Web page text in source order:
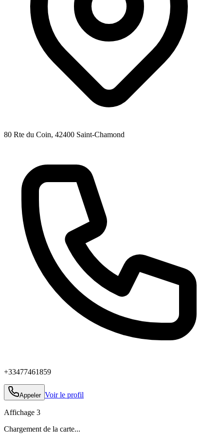
80 Rte du Coin, 42400 Saint-Chamond
+33477461859
Appeler Voir le profil
Affichage 3
Chargement de la carte...